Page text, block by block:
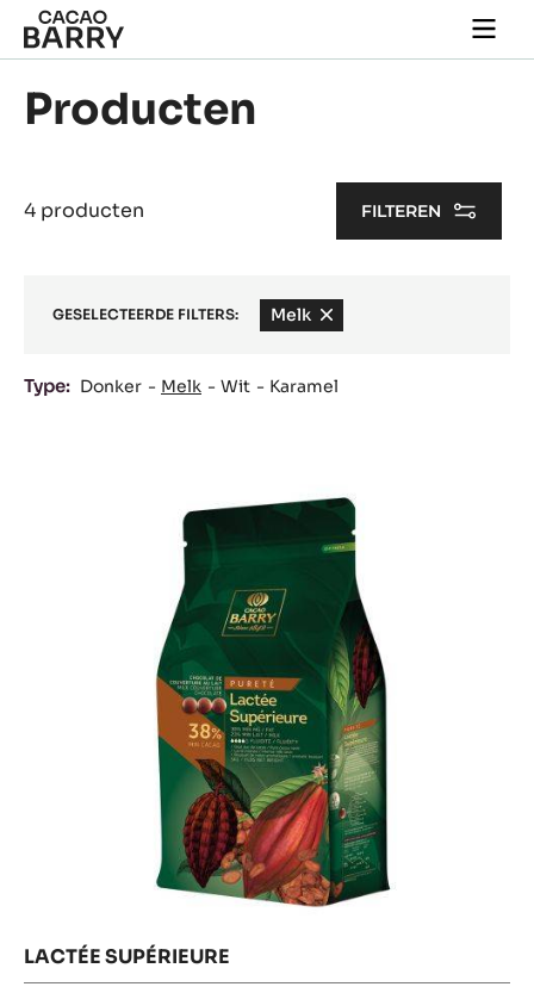
Skip to main content
main
Producten
4 producten FILTEREN
GESELECTEERDE FILTERS: Melk
Type: Donker Melk Wit Karamel
LACTÉE SUPÉRIEURE